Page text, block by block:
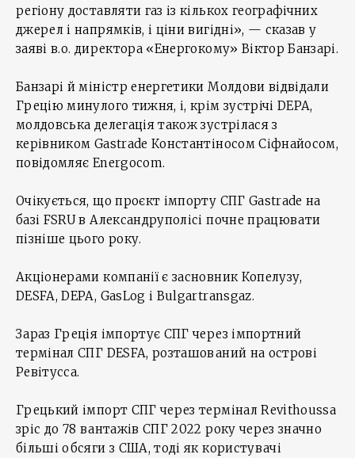
регіону доставляти газ із кількох географічних
джерел і напрямків, і ціни вигідні», — сказав у
заяві в.о. директора «Енергокому» Віктор Банзарі.
Банзарі й міністр енергетики Молдови відвідали
Грецію минулого тижня, і, крім зустрічі DEPA,
молдовська делегація також зустрілася з
керівником Gastrade Константіносом Сіфнайосом,
повідомляє Energocom.
Очікується, що проєкт імпорту СПГ Gastrade на
базі FSRU в Александруполісі почне працювати
пізніше цього року.
Акціонерами компанії є засновник Копелузу,
DESFA, DEPA, GasLog і Bulgartransgaz.
Зараз Греція імпортує СПГ через імпортний
термінал СПГ DESFA, розташований на острові
Ревітусса.
Грецький імпорт СПГ через термінал Revithoussa
зріс до 78 вантажів СПГ 2022 року через значно
більші обсяги з США, тоді як користувачі